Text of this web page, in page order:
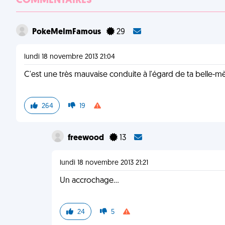
PokeMeImFamous 29
lundi 18 novembre 2013 21:04
C'est une très mauvaise conduite à l'égard de ta belle-
264 19
freewood 13
lundi 18 novembre 2013 21:21
Un accrochage...
24 5